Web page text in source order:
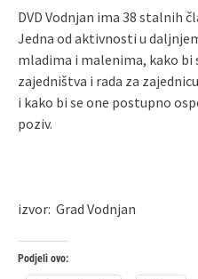
DVD Vodnjan ima 38 stalnih
Jedna od aktivnosti u
mladima i malenima, kako
zajedništva i rada za
i kako bi se one postupno
poziv.
izvor: Grad Vodnjan
Podjeli ovo: